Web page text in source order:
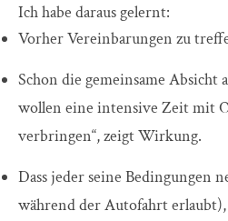
Ich habe daraus gelernt:
Vorher Vereinbarungen zu
Schon die gemeinsame Absicht
wollen eine intensive Zeit mit
verbringen“, zeigt Wirkung.
Dass jeder seine Bedingungen
während der Autofahrt